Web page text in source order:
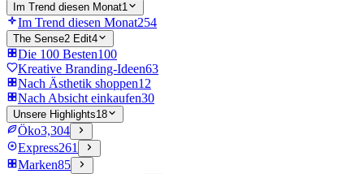
Im Trend diesen Monat1
Im Trend diesen Monat254
The Sense2 Edit4
Die 100 Besten100
Kreative Branding-Ideen63
Nach Ästhetik shoppen12
Nach Absicht einkaufen30
Unsere Highlights18
Öko3,304
Express261
Marken85